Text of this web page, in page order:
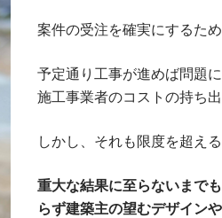
案件の受注を確実にするた
予定通り工事が進めば問題
施工事業者のコストの持ち
しかし、それも限度を超え
重大な結果に至らないまで
らず建築主の望むデザイン